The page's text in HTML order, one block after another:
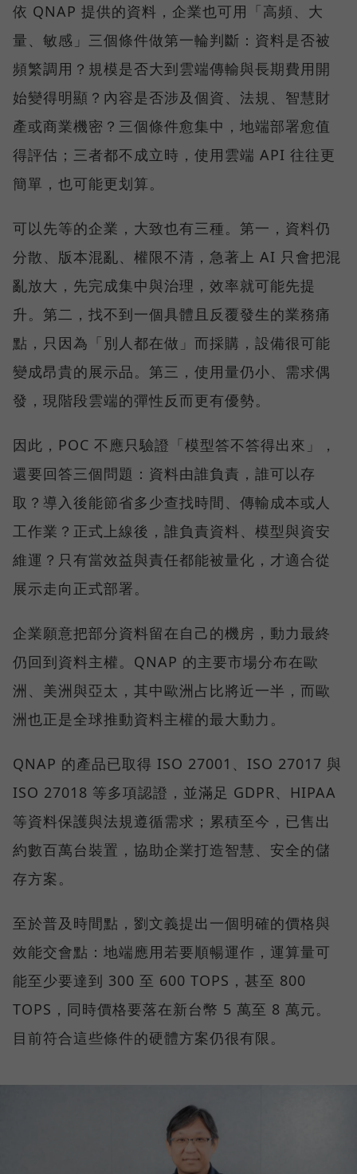
依 QNAP 提供的資料，企業也可用「高頻、大
量、敏感」三個條件做第一輪判斷：資料是否被
頻繁調用？規模是否大到雲端傳輸與長期費用開
始變得明顯？內容是否涉及個資、法規、智慧財
產或商業機密？三個條件愈集中，地端部署愈值
得評估；三者都不成立時，使用雲端 API 往往更
簡單，也可能更划算。
可以先等的企業，大致也有三種。第一，資料仍
分散、版本混亂、權限不清，急著上 AI 只會把混
亂放大，先完成集中與治理，效率就可能先提
升。第二，找不到一個具體且反覆發生的業務痛
點，只因為「別人都在做」而採購，設備很可能
變成昂貴的展示品。第三，使用量仍小、需求偶
發，現階段雲端的彈性反而更有優勢。
因此，POC 不應只驗證「模型答不答得出來」，
還要回答三個問題：資料由誰負責，誰可以存
取？導入後能節省多少查找時間、傳輸成本或人
工作業？正式上線後，誰負責資料、模型與資安
維運？只有當效益與責任都能被量化，才適合從
展示走向正式部署。
企業願意把部分資料留在自己的機房，動力最終
仍回到資料主權。QNAP 的主要市場分布在歐
洲、美洲與亞太，其中歐洲占比將近一半，而歐
洲也正是全球推動資料主權的最大動力。
QNAP 的產品已取得 ISO 27001、ISO 27017 與
ISO 27018 等多項認證，並滿足 GDPR、HIPAA
等資料保護與法規遵循需求；累積至今，已售出
約數百萬台裝置，協助企業打造智慧、安全的儲
存方案。
至於普及時間點，劉文義提出一個明確的價格與
效能交會點：地端應用若要順暢運作，運算量可
能至少要達到 300 至 600 TOPS，甚至 800
TOPS，同時價格要落在新台幣 5 萬至 8 萬元。
目前符合這些條件的硬體方案仍很有限。